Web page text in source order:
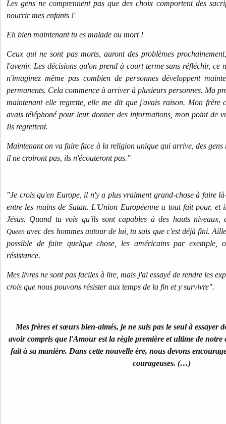
Les gens ne comprennent pas que des choix comportent des
nourrir mes enfants !'
Eh bien maintenant tu es malade ou mort !
Ceux qui ne sont pas morts, auront des problèmes
l'avenir. Les décisions qu'on prend à court terme sans réfléchir, ce
n'imaginez même pas combien de personnes développent
permanents. Cela commence à arriver à plusieurs personnes. Ma
maintenant elle regrette, elle me dit que j'avais raison. Mon frère
avais téléphoné pour leur donner des informations, mon point de
Ils regrettent.
Maintenant on va faire face à la religion unique qui arrive, des
il ne croiront pas, ils n'écouteront pas."
"Je crois qu'en Europe, il n'y a plus vraiment grand-chose à faire
entre les mains de Satan. L'Union Européenne a tout fait pour, et
Jésus. Quand tu vois qu'ils sont capables à des hauts niveaux,
Queen avec des hommes autour de lui, tu sais que c'est déjà fini.
possible de faire quelque chose, les américains par exemple,
résistance.
Mes livres ne sont pas faciles à lire, mais j'ai essayé de rendre les
crois que nous pouvons résister aux temps de la fin et y survivre".
Mes frères et sœurs bien-aimés, je ne suis pas le seul à essayer
avoir compris que l'Amour est la règle première et ultime de notre
fait à sa manière. Dans cette nouvelle ère, nous devons
courageuses. (…)